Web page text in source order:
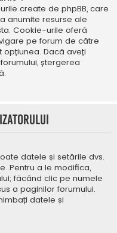
create de phpBB, care
anumite resurse ale
Cookie-urile oferă
pe forum de către
Dacă aveți
ștergerea
datele și setările dvs.
Pentru a le modifica,
făcând clic pe numele
a paginilor forumului.
datele și